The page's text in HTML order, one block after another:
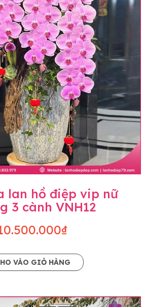
lan hồ điệp vip nữ
3 cành VNH12
VÀO GIỎ HÀNG